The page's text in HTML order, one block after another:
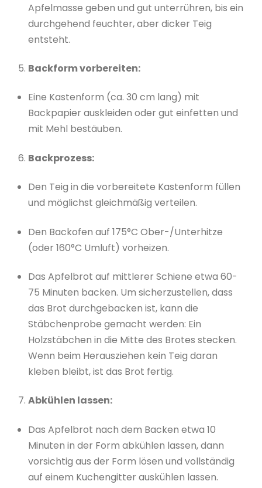
Apfelmasse geben und gut unterrühren, bis ein
durchgehend feuchter, aber dicker Teig
entsteht.
Backform vorbereiten:
Eine Kastenform (ca. 30 cm lang) mit
Backpapier auskleiden oder gut einfetten und
mit Mehl bestäuben.
Backprozess:
Den Teig in die vorbereitete Kastenform füllen
und möglichst gleichmäßig verteilen.
Den Backofen auf 175°C Ober-/Unterhitze
(oder 160°C Umluft) vorheizen.
Das Apfelbrot auf mittlerer Schiene etwa 60-
75 Minuten backen. Um sicherzustellen, dass
das Brot durchgebacken ist, kann die
Stäbchenprobe gemacht werden: Ein
Holzstäbchen in die Mitte des Brotes stecken.
Wenn beim Herausziehen kein Teig daran
kleben bleibt, ist das Brot fertig.
Abkühlen lassen:
Das Apfelbrot nach dem Backen etwa 10
Minuten in der Form abkühlen lassen, dann
vorsichtig aus der Form lösen und vollständig
auf einem Kuchengitter auskühlen lassen.